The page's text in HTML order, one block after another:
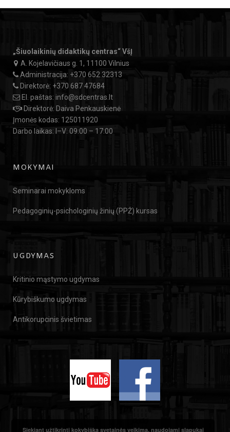
„Šiuolaikinių didaktikų centras“ VšĮ
A. Kojelavičiaus g. 1, 11100 Vilnius
Administracija: +370 652 32313
Direktorė: +370 687 47684
El. paštas: info@sdcentras.lt
Direktorė: Daiva Penkauskienė
Įmonės kodas: 125011920
Darbo laikas: I–V: 09:00 – 17:00
MOKYMAI
Seminarai mokykloms
Pedagoginių-psichologinių žinių (PPŽ) kursas
UGDYMAS
Kritinio mąstymo ugdymas
Kūrybiškumo ugdymas
Antikorupcinis švietimas
Siekiant užtikrinti kokybišką svetainės veikimą, naudojami slapukai